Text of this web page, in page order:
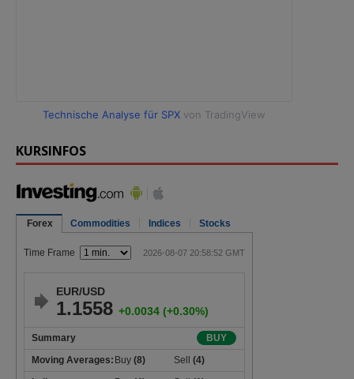
Technische Analyse für SPX von TradingView
KURSINFOS